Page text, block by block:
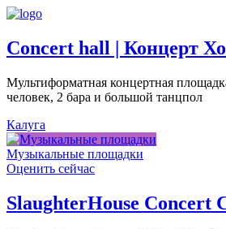
Concert hall | Концерт
Мультиформатная концертная
человек, 2 бара и большой танцпол
Калуга
Музыкальные площадки
Оценить сейчас
SlaughterHouse Concert